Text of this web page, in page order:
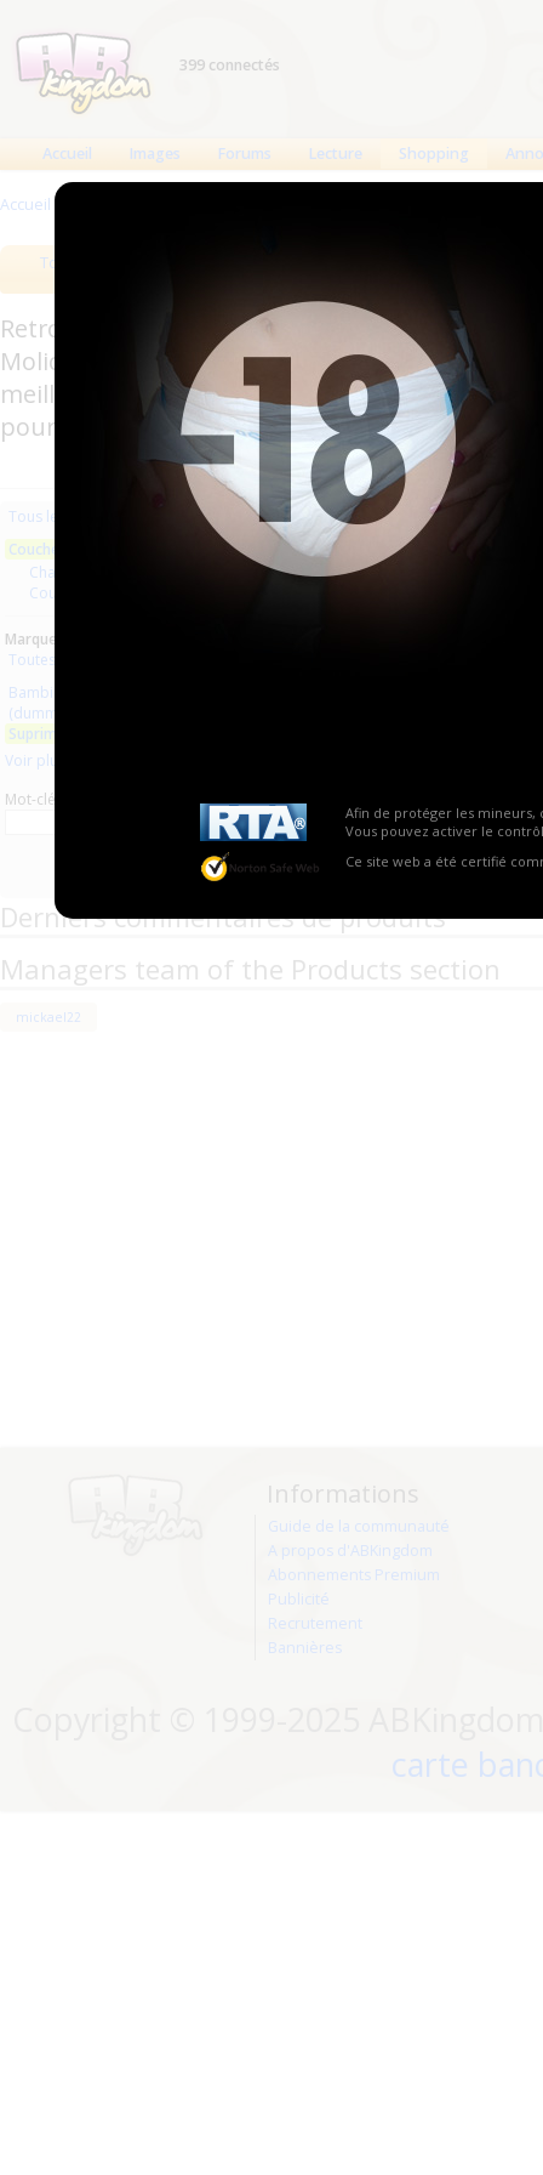
Afin de protéger les mineurs,
Vous pouvez activer le
Ce site web a été certifié
399 connectés
Accueil Images Forums Lecture Shopping
Accueil >
Tous les produits
Retrouverez sur cette page les meilleures
Molicare, Comficare, Confiance, Depend,
meilleurs produits aussi bien pour les
pour l'incontinence.
Tous les produits
Couches lavables
Changes complets
Couches droites et inserts
Marques :
Toutes les marques
Bambinex
(dummy clothe diapers)
Suprima
Voir plus
Mot-clé
Les plus récents Trier par nom
Aucun produit trouvé.
Derniers commentaires de produits
Managers team of the Products section
mickael22
Informations
Guide de la communauté
A propos d'ABKingdom
Abonnements Premium
Publicité
Recrutement
Bannières
carte